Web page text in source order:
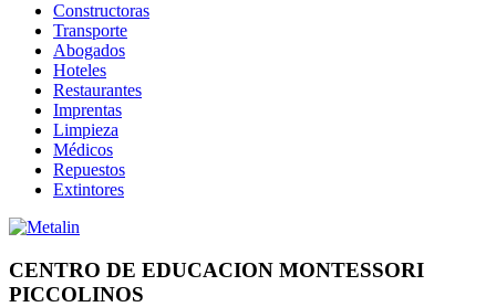
Constructoras
Transporte
Abogados
Hoteles
Restaurantes
Imprentas
Limpieza
Médicos
Repuestos
Extintores
CENTRO DE EDUCACION MONTESSORI
PICCOLINOS